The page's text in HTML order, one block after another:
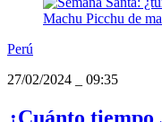
Perú
27/02/2024
09:35